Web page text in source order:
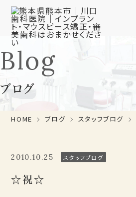
Blog
ブログ
HOME ブログ スタッフブログ
2010.10.25 スタッフブログ
☆祝☆